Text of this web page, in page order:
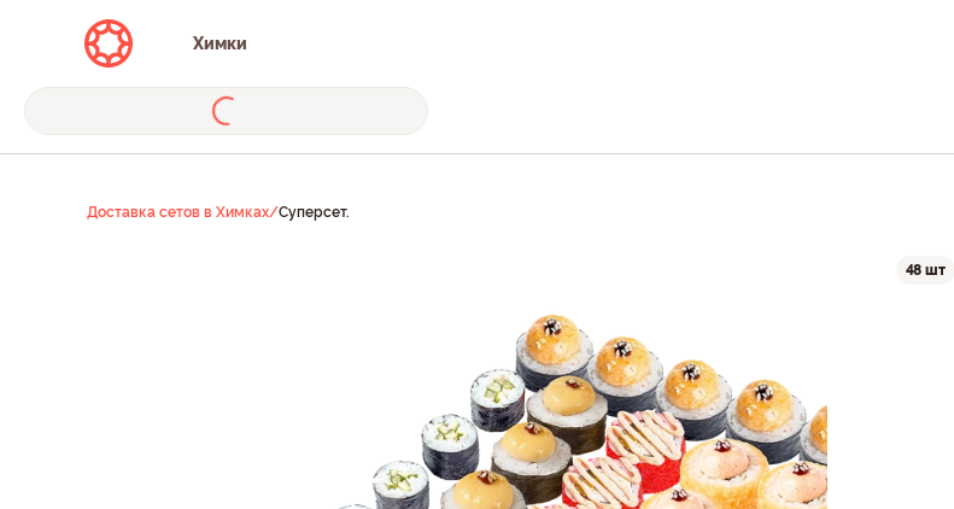
Химки
Доставка сетов в Химках/Суперсет.
48 шт